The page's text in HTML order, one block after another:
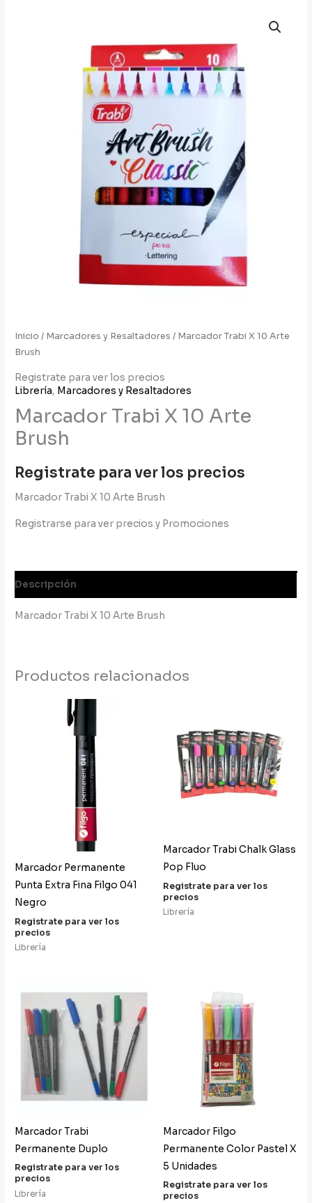
Inicio / Marcadores y Resaltadores / Marcador Trabi X 10 Arte
Brush
Registrate para ver los precios
Librería, Marcadores y Resaltadores
Marcador Trabi X 10 Arte
Brush
Registrate para ver los precios
Marcador Trabi X 10 Arte Brush
Registrarse para ver precios y Promociones
Descripción
Marcador Trabi X 10 Arte Brush
Productos relacionados
Marcador Permanente
Punta Extra Fina Filgo 041
Negro
Registrate para ver los
precios
Librería
Marcador Trabi Chalk Glass
Pop Fluo
Registrate para ver los
precios
Librería
Marcador Trabi
Permanente Duplo
Registrate para ver los
precios
Librería
Marcador Filgo
Permanente Color Pastel X
5 Unidades
Registrate para ver los
precios